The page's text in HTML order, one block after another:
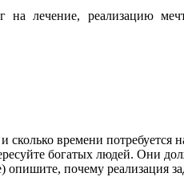
лечение, реализацию
времени потребуется
богатых людей. Они
почему реализация